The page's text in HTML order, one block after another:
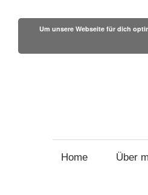
Inhalt
Branchennews
Home Über
Um unsere Webseite für dich